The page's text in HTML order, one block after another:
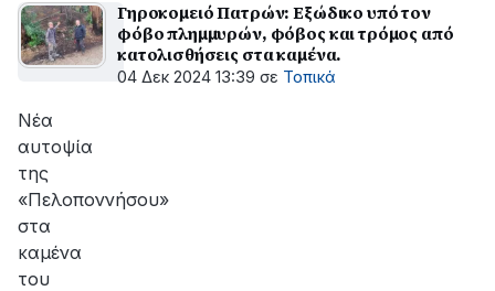
Γηροκομειό Πατρών: Εξώδικο υπό τον
φόβο πλημμυρών, φόβος και τρόμος από
κατολισθήσεις στα καμένα.
04 Δεκ 2024 13:39 σε Τοπικά
Νέα
αυτοψία
της
«Πελοποννήσου»
στα
καμένα
του